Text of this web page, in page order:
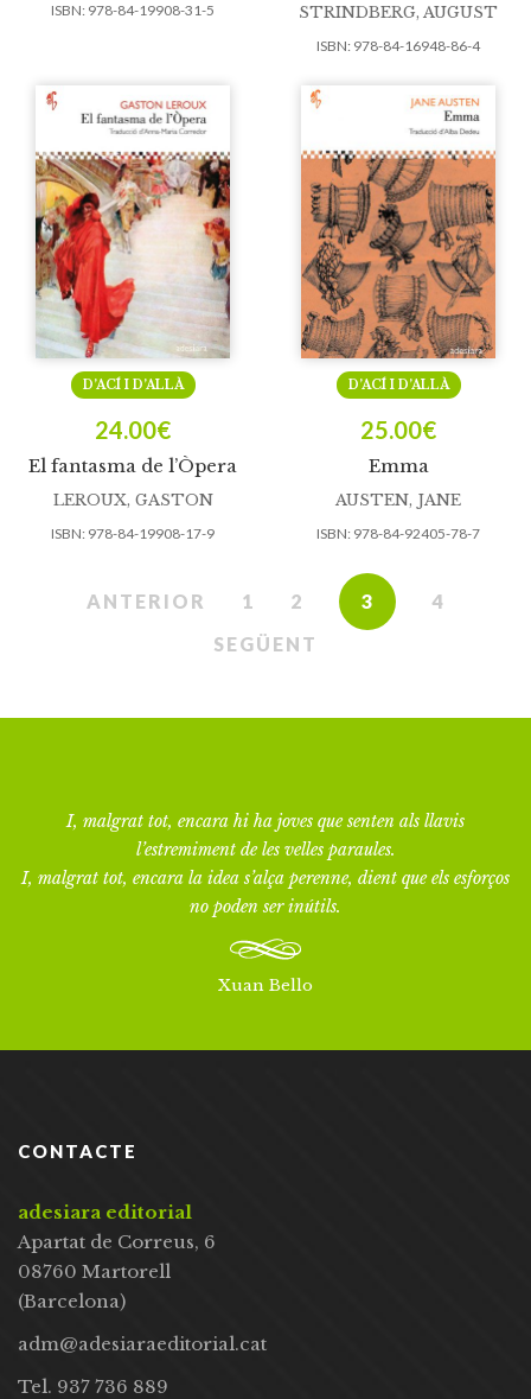
ISBN: 978-84-19908-31-5 STRINDBERG, AUGUST
ISBN: 978-84-16948-86-4
El fantasma de l’Òpera
D’ACÍ I D’ALLÀ
24.00€
LEROUX, GASTON
ISBN: 978-84-19908-17-9
Emma
D’ACÍ I D’ALLÀ
25.00€
AUSTEN, JANE
ISBN: 978-84-92405-78-7
ANTERIOR 1 2 3
4
SEGÜENT
I, malgrat tot, encara hi ha joves que senten als llavis
l’estremiment de les velles paraules.
I, malgrat tot, encara la idea s’alça perenne, dient que els esforços
no poden ser inútils.
Xuan Bello
CONTACTE
adesiara editorial
Apartat de Correus, 6
08760 Martorell
(Barcelona)
adm@adesiaraeditorial.cat
Tel. 937 736 889